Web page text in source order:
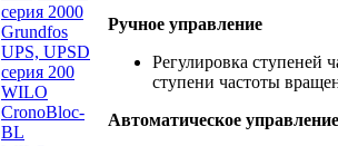
серия 2000
Grundfos
UPS, UPSD
серия 200
WILO
CronoBloc-
BL
Ручное управление
Регулировка ступеней
ступени частоты
Автоматическое управление